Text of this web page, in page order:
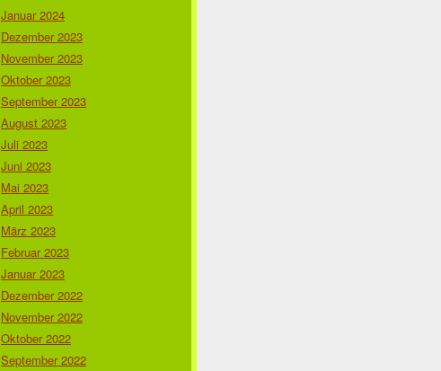
Januar 2024
Dezember 2023
November 2023
Oktober 2023
September 2023
August 2023
Juli 2023
Juni 2023
Mai 2023
April 2023
März 2023
Februar 2023
Januar 2023
Dezember 2022
November 2022
Oktober 2022
September 2022